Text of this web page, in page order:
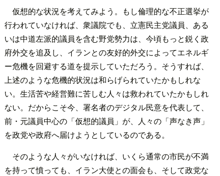
仮想的な状況を考えてみよう。もし倫理的な不正選挙が
行われていなければ、衆議院でも、立憲民主党議員、ある
いは中道左派的議員を含む野党勢力は、今頃もっと鋭く政
府外交を追及し、イランとの友好的外交によってエネルギ
ー危機を回避する道を提示していただろう。そうすれば、
上述のような危機的状況は和らげられていたかもしれな
い。生活苦や経営難に苦しむ人々は救われていたかもしれ
ない。だからこそ今、署名者のデジタル民意を代表して、
前・元議員中心の「仮想的議員」が、人々の「声なき声」
を政党や政府へ届けようとしているのである。
そのような人々がいなければ、いくら通常の市民が不満
を持って憤っても、イラン大使との面会も、そして政党な